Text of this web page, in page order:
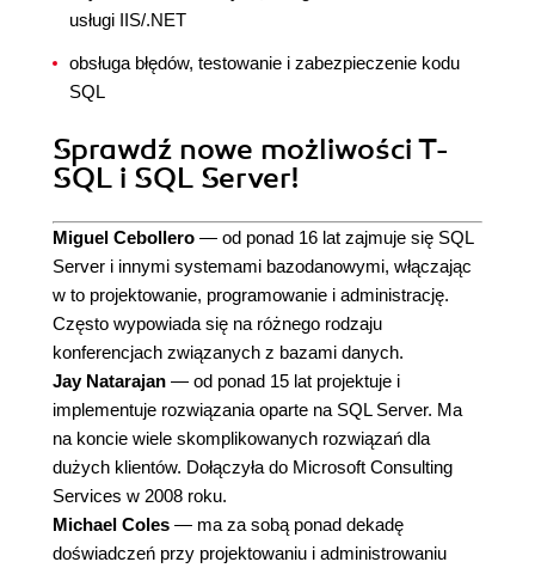
usługi IIS/.NET
obsługa błędów, testowanie i zabezpieczenie kodu
SQL
Sprawdź nowe możliwości T-
SQL i SQL Server!
Miguel Cebollero — od ponad 16 lat zajmuje się SQL
Server i innymi systemami bazodanowymi, włączając
w to projektowanie, programowanie i administrację.
Często wypowiada się na różnego rodzaju
konferencjach związanych z bazami danych.
Jay Natarajan — od ponad 15 lat projektuje i
implementuje rozwiązania oparte na SQL Server. Ma
na koncie wiele skomplikowanych rozwiązań dla
dużych klientów. Dołączyła do Microsoft Consulting
Services w 2008 roku.
Michael Coles — ma za sobą ponad dekadę
doświadczeń przy projektowaniu i administrowaniu